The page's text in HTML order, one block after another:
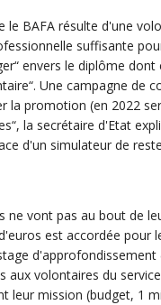
le BAFA résulte d'une
suffisante
envers le diplôme
Une campagne de
la promotion (en 2022
la secrétaire d'Etat
d'un simulateur de
ne vont pas au bout de
est accordée pour
aux volontaires du
leur mission (budget, 1